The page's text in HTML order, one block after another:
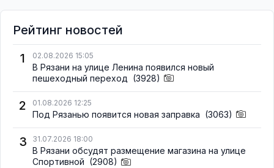
Рейтинг новостей
1
02.08.2026 15:05
В Рязани на улице Ленина появился новый
пешеходный переход (3928)
2 01.08.2026 12:25
Под Рязанью появится новая заправка (3063)
3 31.07.2026 18:00
В Рязани обсудят размещение магазина на улице
Спортивной (2908)